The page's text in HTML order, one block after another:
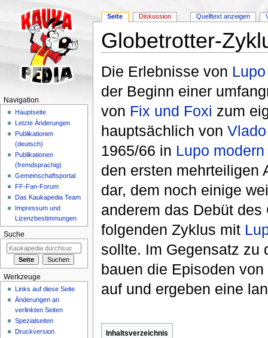
Globetrotter-
Die Erlebnisse von Lupo
der Beginn einer
von Fix und Foxi zum
hauptsächlich von
1965/66 in Lupo modern
den ersten mehrteiligen
dar, dem noch einige
anderem das Debüt
folgenden Zyklus mit
sollte. Im Gegensatz zu
bauen die Episoden
auf und ergeben eine
Inhaltsverzeichnis
Seite Diskussion Quelltext anzeigen
Navigation
Hauptseite
Letzte Änderungen
Publikationen
(deutsch)
Publikationen
(fremdsprachig)
Gemeinschaftsportal
FF-Fan-Forum
Das Kaukapedia Team
Impressum und
Lizenzbestimmungen
Suche
Werkzeuge
Links auf diese Seite
Änderungen an
verlinkten Seiten
Spezialseiten
Druckversion